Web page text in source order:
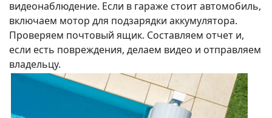
видеонаблюдение. Если в гараже стоит автомобиль,
включаем мотор для подзарядки аккумулятора.
Проверяем почтовый ящик. Составляем отчет и,
если есть повреждения, делаем видео и отправляем
владельцу.